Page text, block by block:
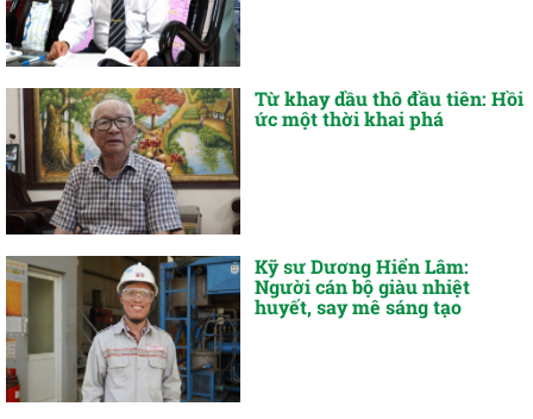
Từ khay dầu thô đầu tiên: Hồi
ức một thời khai phá
Kỹ sư Dương Hiển Lâm:
Người cán bộ giàu nhiệt
huyết, say mê sáng tạo